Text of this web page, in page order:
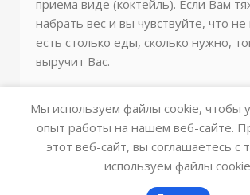
приема виде (коктейль). Если Вам
набрать вес и вы чувствуйте, что
есть столько еды, сколько нужно,
выручит Вас.
Мы используем файлы cookie, чтобы
опыт работы на нашем веб-сайте.
этот веб-сайт, вы соглашаетесь с
используем файлы